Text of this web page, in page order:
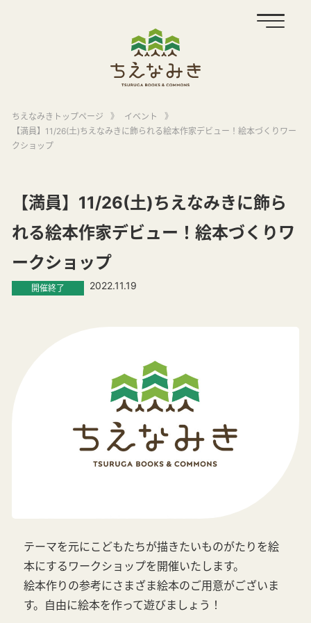
ちえなみきトップページ 》 イベント
》
【満員】11/26(土)ちえなみきに飾られる絵本作家デビュー！絵本づくりワー
クショップ
【満員】11/26(土)ちえなみきに飾ら
れる絵本作家デビュー！絵本づくりワ
ークショップ
開催終了 2022.11.19
テーマを元にこどもたちが描きたいものがたりを絵
本にするワークショップを開催いたします。
絵本作りの参考にさまざま絵本のご用意がございま
す。自由に絵本を作って遊びましょう！